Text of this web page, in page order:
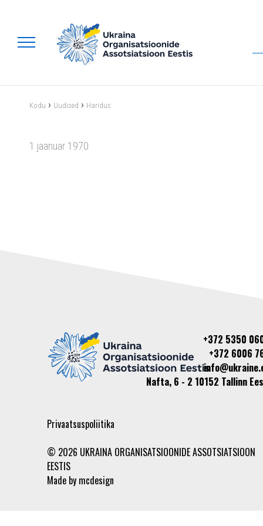
Kodu › Uudised › Haridus
1 jaanuar 1970
+372 5350
+372 6006
Nafta, 6 - 2 10152 Tallinn
Privaatsuspoliitika
© 2026 UKRAINA ORGANISATSIOONIDE ASSOTSIATSIOON
EESTIS
Made by mcdesign